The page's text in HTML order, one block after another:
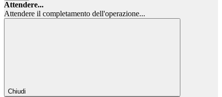
Attendere...
Attendere il completamento dell'operazione...
Chiudi